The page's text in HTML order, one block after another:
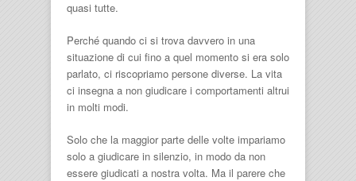
quasi tutte.
Perché quando ci si trova davvero in una
situazione di cui fino a quel momento si era solo
parlato, ci riscopriamo persone diverse. La vita
ci insegna a non giudicare i comportamenti altrui
in molti modi.
Solo che la maggior parte delle volte impariamo
solo a giudicare in silenzio, in modo da non
essere giudicati a nostra volta. Ma il parere che